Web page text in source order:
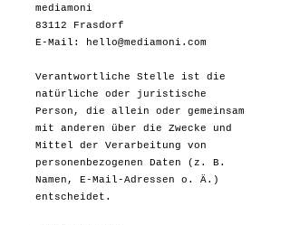
mediamoni
83112 Frasdorf
E-Mail: hello@mediamoni.com
Verantwortliche Stelle ist die
natürliche oder juristische
Person, die allein oder gemeinsam
mit anderen über die Zwecke und
Mittel der Verarbeitung von
personenbezogenen Daten (z. B.
Namen, E-Mail-Adressen o. Ä.)
entscheidet.